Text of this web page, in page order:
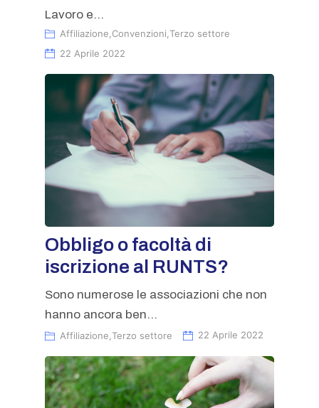
Lavoro e...
Affiliazione Convenzioni Terzo settore
22 Aprile 2022
Obbligo o facoltà di
iscrizione al RUNTS?
Sono numerose le associazioni che non
hanno ancora ben...
Affiliazione Terzo settore 22 Aprile 2022